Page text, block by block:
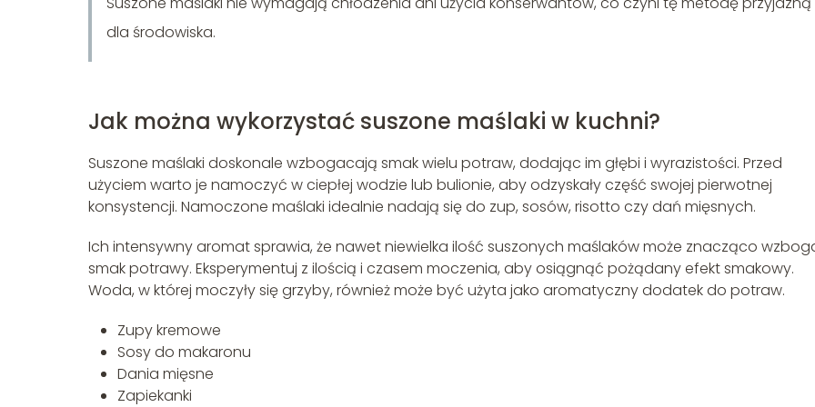
dla środowiska.
Jak można wykorzystać suszone maślaki w kuchni?
Suszone maślaki doskonale wzbogacają smak wielu potraw, dodając im głębi i wyrazistości. Przed
użyciem warto je namoczyć w ciepłej wodzie lub bulionie, aby odzyskały część swojej pierwotnej
konsystencji. Namoczone maślaki idealnie nadają się do zup, sosów, risotto czy dań mięsnych.
Ich intensywny aromat sprawia, że nawet niewielka ilość suszonych maślaków może znacząco
smak potrawy. Eksperymentuj z ilością i czasem moczenia, aby osiągnąć pożądany efekt smakowy.
Woda, w której moczyły się grzyby, również może być użyta jako aromatyczny dodatek do potraw.
Zupy kremowe
Sosy do makaronu
Dania mięsne
Zapiekanki